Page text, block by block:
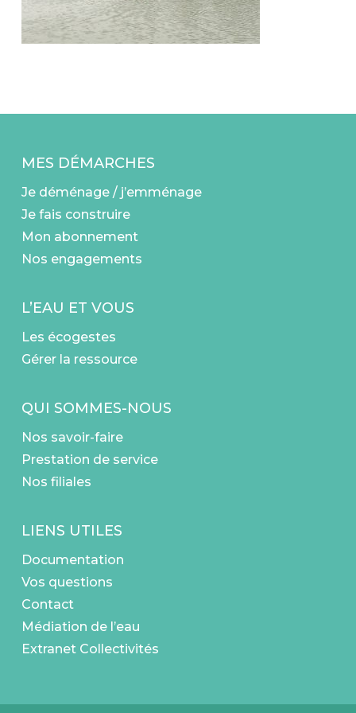
MES DÉMARCHES
Je déménage / j’emménage
Je fais construire
Mon abonnement
Nos engagements
L’EAU ET VOUS
Les écogestes
Gérer la ressource
QUI SOMMES-NOUS
Nos savoir-faire
Prestation de service
Nos filiales
LIENS UTILES
Documentation
Vos questions
Contact
Médiation de l’eau
Extranet Collectivités